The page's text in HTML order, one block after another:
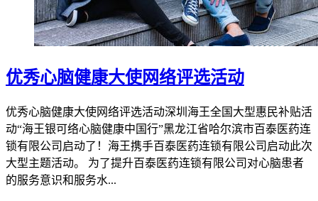
优秀心脑健康大使网络评选活动
优秀心脑健康大使网络评选活动深圳海王全国大型惠民补贴活
动“海王银可络心脑健康中国行”黑龙江省哈尔滨市百泰医药连
锁有限公司启动了！海王携手百泰医药连锁有限公司启动此次
大型主题活动。 为了提升百泰医药连锁有限公司对心脑患者
的服务意识和服务水...